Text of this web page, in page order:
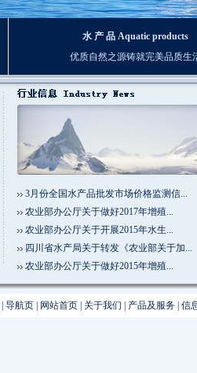
水 产 品 Aquatic products
优质自然之源铸就完美品质生
3月份全国水产品批发市场价格监测信...
农业部办公厅关于做好2017年增殖...
农业部办公厅关于开展2015年水生...
四川省水产局关于转发《农业部关于加...
农业部办公厅关于做好2015年增殖...
导航页 网站首页 关于我们 产品及服务 信